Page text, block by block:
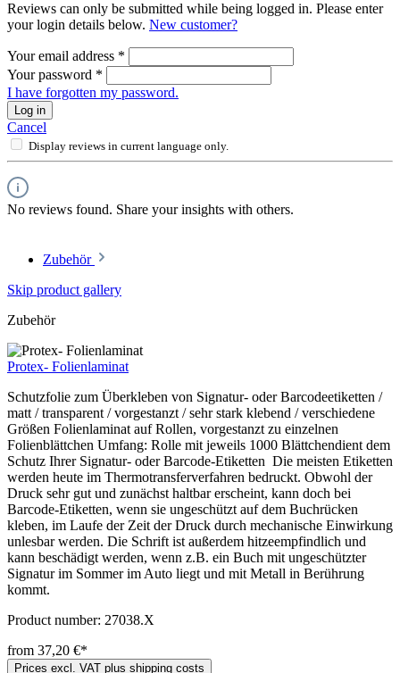
Reviews can only be submitted while being logged in. Please enter
your login details below. New customer?
Your email address *
Your password *
I have forgotten my password.
Log in
Cancel
Display reviews in current language only.
No reviews found. Share your insights with others.
Zubehör
Skip product gallery
Zubehör
Protex- Folienlaminat
Schutzfolie zum Überkleben von Signatur- oder Barcodeetiketten /
matt / transparent / vorgestanzt / sehr stark klebend / verschiedene
Größen Folienlaminat auf Rollen, vorgestanzt zu einzelnen
Folienblättchen Umfang: Rolle mit jeweils 1000 Blättchendient dem
Schutz Ihrer Signatur- oder Barcode-Etiketten Die meisten Etiketten
werden heute im Thermotransferverfahren bedruckt. Obwohl der
Druck sehr gut und zunächst haltbar erscheint, kann doch bei
Barcode-Etiketten, wenn sie ungeschützt auf dem Buchrücken
kleben, im Laufe der Zeit der Druck durch mechanische Einwirkung
unlesbar werden. Die Schrift ist außerdem hitzeempfindlich und
kann beschädigt werden, wenn z.B. ein Buch mit ungeschützter
Signatur im Sommer im Auto liegt und mit Metall in Berührung
kommt.
Product number: 27038.X
from 37,20 €*
Prices excl. VAT plus shipping costs